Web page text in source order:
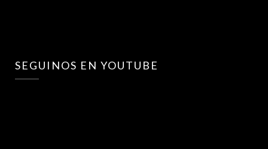
SEGUINOS EN YOUTUBE